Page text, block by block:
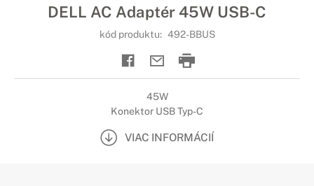
DELL AC Adaptér 45W USB-C
kód produktu: 492-BBUS
45W
Konektor USB Typ-C
VIAC INFORMÁCIÍ